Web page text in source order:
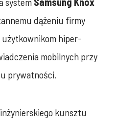
dążeniu firmy
użytkownikom hiper-
mobilnych przy
prywatności.
kunsztu